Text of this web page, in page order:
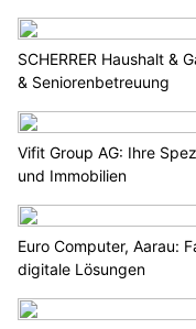
SCHERRER Haushalt &
& Seniorenbetreuung
Vifit Group AG: Ihre
und Immobilien
Euro Computer, Aarau:
digitale Lösungen